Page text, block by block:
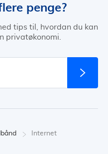
penge?
tips til, hvordan du kan
privatøkonomi.
Internet